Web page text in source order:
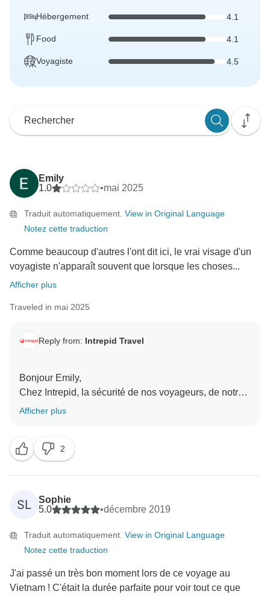
Hébergement 4.1
Food 4.1
Voyagiste 4.5
Emily
1.0
•mai 2025
Traduit automatiquement. View in Original Language
Notez cette traduction
Comme beaucoup d'autres l'ont dit ici, le vrai visage d'un
voyagiste n'apparaît souvent que lorsque les choses...
Afficher plus
Traveled in mai 2025
Reply from: Intrepid Travel
Bonjour Emily,
Chez Intrepid, la sécurité de nos voyageurs, de notre
personnel et des communautés que nous visitons est
communautaires. Tout manquement à ces directives
peut entraîner la prise de mesures appropriées pour
assurer le bien-être de nos voyageurs et de notre
équipage.
Emily, nous savons que notre équipe d'assistance à la
Afficher plus
2
SL
Sophie
5.0
•décembre 2019
Traduit automatiquement. View in Original Language
Notez cette traduction
J'ai passé un très bon moment lors de ce voyage au
Vietnam ! C'était la durée parfaite pour voir tout ce que